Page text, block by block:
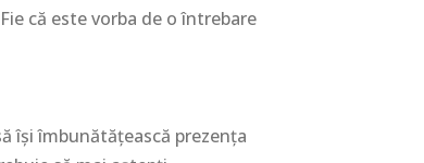
că este vorba de o întrebare
își îmbunătățească prezența